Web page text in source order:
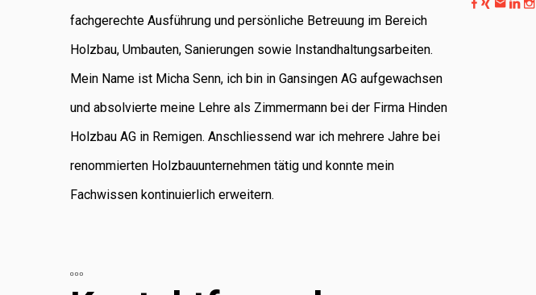
fachgerechte Ausführung und persönliche Betreuung im Bereich
Holzbau, Umbauten, Sanierungen sowie Instandhaltungsarbeiten.
Mein Name ist Micha Senn, ich bin in Gansingen AG aufgewachsen
und absolvierte meine Lehre als Zimmermann bei der Firma Hinden
Holzbau AG in Remigen. Anschliessend war ich mehrere Jahre bei
renommierten Holzbauunternehmen tätig und konnte mein
Fachwissen kontinuierlich erweitern.
Als regional
verankertes
Unternehmen
grossen Wert auf
Zuverlässigkeit